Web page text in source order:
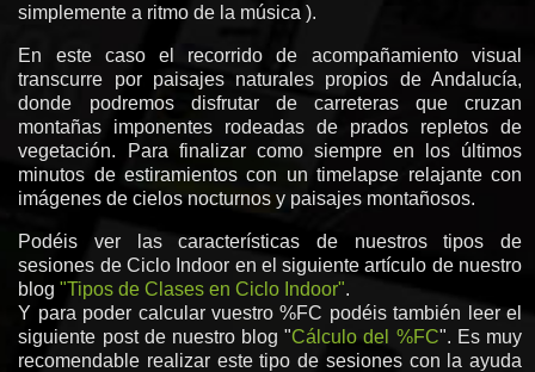
simplemente a ritmo de la música ).
En este caso el recorrido de acompañamiento visual
transcurre por paisajes naturales propios de Andalucía,
donde podremos disfrutar de carreteras que cruzan
montañas imponentes rodeadas de prados repletos de
vegetación. Para finalizar como siempre en los últimos
minutos de estiramientos con un timelapse relajante con
imágenes de cielos nocturnos y paisajes montañosos.
Podéis ver las características de nuestros tipos de
sesiones de Ciclo Indoor en el siguiente artículo de nuestro
blog"Tipos de Clases en Ciclo Indoor".
Y para poder calcular vuestro %FC podéis también leer el
siguiente post de nuestro blog "Cálculo del %FC". Es muy
recomendable realizar este tipo de sesiones con la ayuda